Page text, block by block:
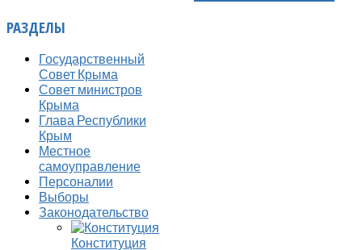
РАЗДЕЛЫ
Государственный
Совет Крыма
Совет министров
Крыма
Глава Республики
Крым
Местное
самоуправление
Персоналии
Выборы
Законодательство
Конституция